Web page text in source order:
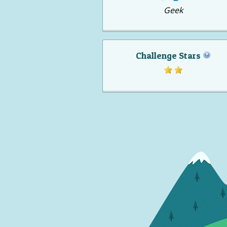
Geek
Challenge Stars